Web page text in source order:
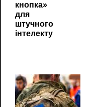
кнопка»
для
штучного
інтелекту